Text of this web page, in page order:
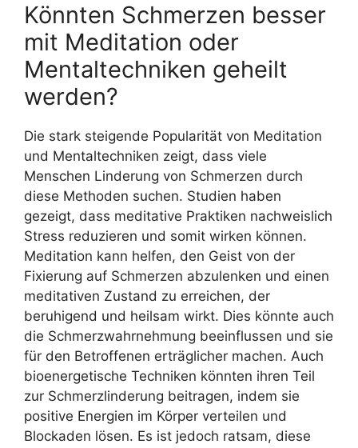
Könnten Schmerzen besser
mit Meditation oder
Mentaltechniken geheilt
werden?
Die stark steigende Popularität von Meditation
und Mentaltechniken zeigt, dass viele
Menschen Linderung von Schmerzen durch
diese Methoden suchen. Studien haben
gezeigt, dass meditative Praktiken nachweislich
Stress reduzieren und somit wirken können.
Meditation kann helfen, den Geist von der
Fixierung auf Schmerzen abzulenken und einen
meditativen Zustand zu erreichen, der
beruhigend und heilsam wirkt. Dies könnte auch
die Schmerzwahrnehmung beeinflussen und sie
für den Betroffenen erträglicher machen. Auch
bioenergetische Techniken könnten ihren Teil
zur Schmerzlinderung beitragen, indem sie
positive Energien im Körper verteilen und
Blockaden lösen. Es ist jedoch ratsam, diese